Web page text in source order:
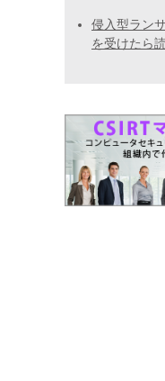
侵入型ラン
を受けたら